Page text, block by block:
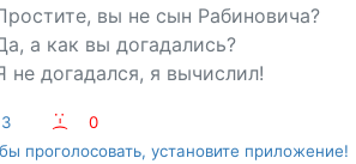
вы не сын Рабиновича?
а как вы догадались?
догадался, я вычислил!
3 :-(
0
проголосовать, установите приложение!